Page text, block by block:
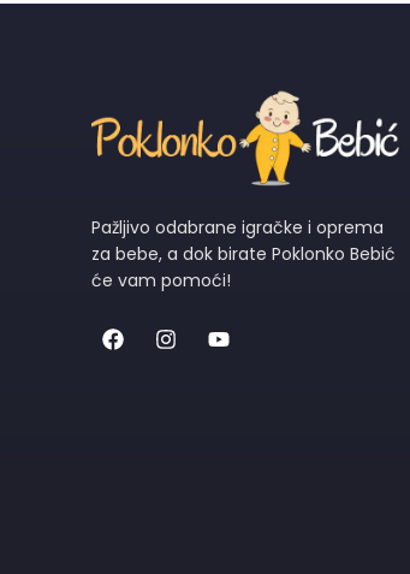
Pažljivo odabrane igračke i oprema
za bebe, a dok birate Poklonko Bebić
će vam pomoći!